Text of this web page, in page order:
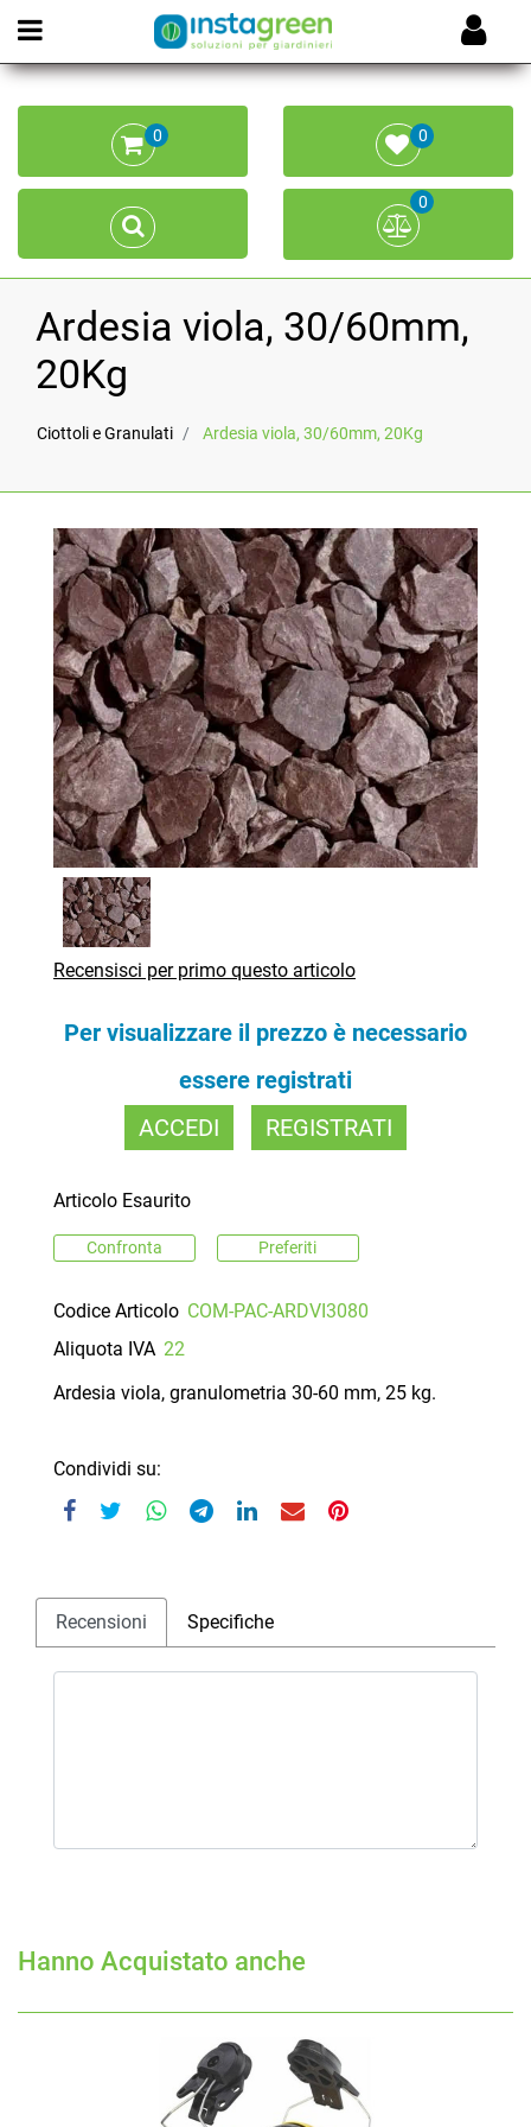
Open menu
0 0
0
Ardesia viola, 30/60mm,
20Kg
Ciottoli e Granulati Ardesia viola, 30/60mm, 20Kg
Recensisci per primo questo articolo
Per visualizzare il prezzo è necessario
essere registrati
ACCEDI
REGISTRATI
Articolo Esaurito
Confronta Preferiti
Codice Articolo COM-PAC-ARDVI3080
Aliquota IVA 22
Ardesia viola, granulometria 30-60 mm, 25 kg.
Condividi su:
Recensioni Specifiche
Hanno Acquistato anche